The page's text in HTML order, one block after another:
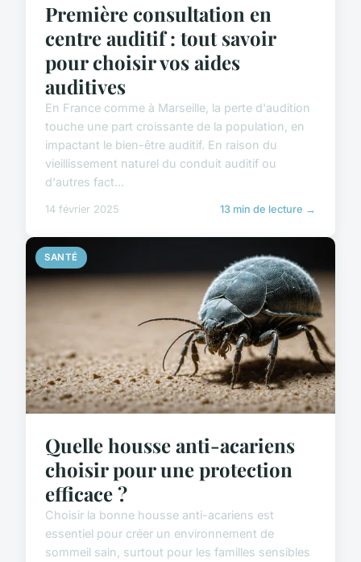
Première consultation en
centre auditif : tout savoir
pour choisir vos aides
auditives
En France comme à Marseille, la perte d'audition
touche une part croissante de la population, en
impactant le bien-être auditif. En raison du
vieillissement naturel du conduit auditif ou
d'autres fact...
14 février 2025 13 min de lecture →
SANTÉ
Quelle housse anti-acariens
choisir pour une protection
efficace ?
Choisir la bonne housse anti-acariens est
essentiel pour créer un environnement de
sommeil sain, surtout pour les familles sensibles